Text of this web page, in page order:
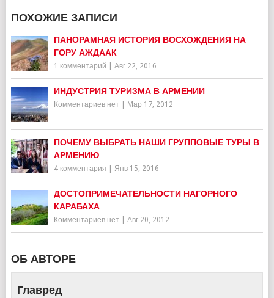
ПОХОЖИЕ ЗАПИСИ
ПАНОРАМНАЯ ИСТОРИЯ ВОСХОЖДЕНИЯ НА
ГОРУ АЖДААК
1 комментарий Авг 22, 2016
ИНДУСТРИЯ ТУРИЗМА В АРМЕНИИ
Комментариев нет Мар 17, 2012
ПОЧЕМУ ВЫБРАТЬ НАШИ ГРУППОВЫЕ ТУРЫ В
АРМЕНИЮ
4 комментария Янв 15, 2016
ДОСТОПРИМЕЧАТЕЛЬНОСТИ НАГОРНОГО
КАРАБАХА
Комментариев нет Авг 20, 2012
ОБ АВТОРЕ
Главред